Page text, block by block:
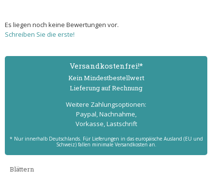
Es liegen noch keine Bewertungen vor.
Schreiben Sie die erste!
Versand­kostenfrei!*
Kein Mindest­bestell­wert
Lieferung auf Rechnung
Weitere Zahlungs­optionen:
Paypal, Nachnahme,
Vorkasse, Lastschrift
* Nur innerhalb Deutschlands. Für Lieferungen in das europäische Ausland (EU und
Schweiz) fallen minimale Versandkosten an.
Blättern